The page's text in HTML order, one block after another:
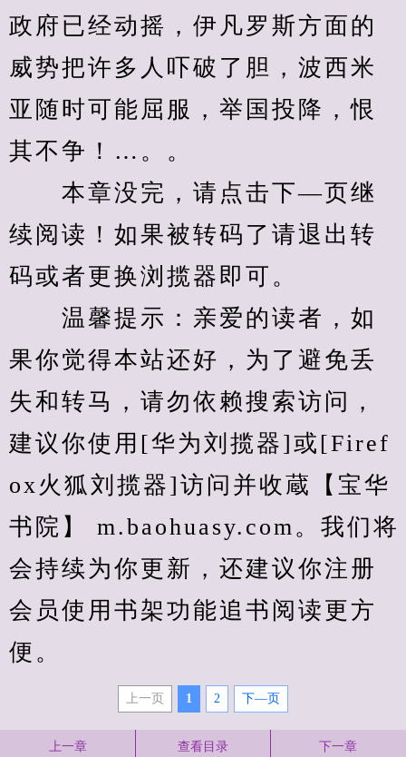
政府已经动摇，伊凡罗斯方面的
威势把许多人吓破了胆，波西米
亚随时可能屈服，举国投降，恨
其不争！…。。
本章没完，请点击下—页继
续阅读！如果被转码了请退出转
码或者更换浏揽器即可。
温馨提示：亲爱的读者，如
果你觉得本站还好，为了避免丢
失和转马，请勿依赖搜索访问，
建议你使用[华为刘揽器]或[Firef
ox火狐刘揽器]访问并收蔵【宝华
书院】 m.baohuasy.com。我们将
会持续为你更新，还建议你注册
会员使用书架功能追书阅读更方
便。
上一页 1 2 下—页
上一章 查看目录 下一章